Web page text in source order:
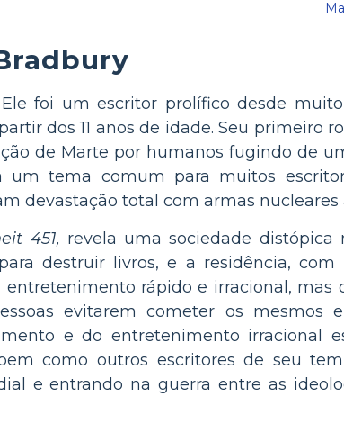
foi um escritor prolífico desde
dos 11 anos de idade. Seu primeiro
de Marte por humanos fugindo de
um tema comum para muitos
devastação total com armas nucleares
451, revela uma sociedade distópica
destruir livros, e a residência, com
rápido e irracional, mas
evitarem cometer os mesmos
e do entretenimento irracional
como outros escritores de seu
e entrando na guerra entre as